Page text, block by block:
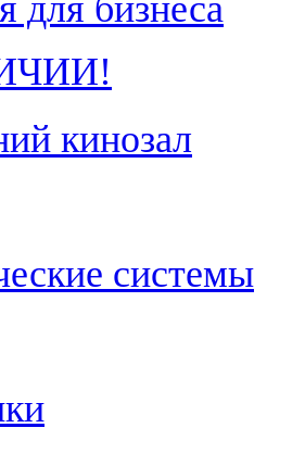
для бизнеса
кинозал
системы